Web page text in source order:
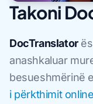
Takoni
DocTranslator
anashkaluar
besueshmërinë
i përkthimit